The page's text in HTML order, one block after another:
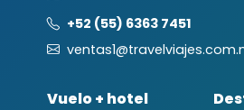
+52 (55) 6363 7451
Vuelo + hotel